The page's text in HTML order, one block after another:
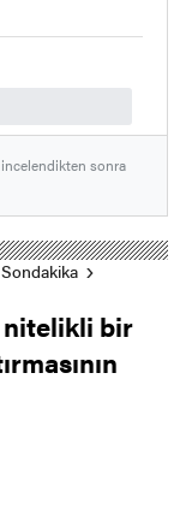
sonra
nitelikli bir